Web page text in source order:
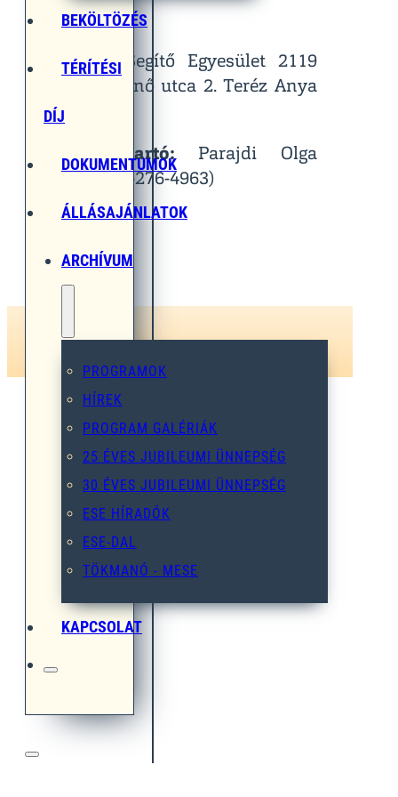
BEKÖLTÖZÉS
TÉRÍTÉSI
DÍJ
DOKUMENTUMOK
ÁLLÁSAJÁNLATOK
ARCHÍVUM
PROGRAMOK
HÍREK
PROGRAM GALÉRIÁK
25 ÉVES JUBILEUMI ÜNNEPSÉG
30 ÉVES JUBILEUMI ÜNNEPSÉG
ESE HÍRADÓK
ESE-DAL
TÖKMANÓ - MESE
KAPCSOLAT
Helyszín:
Egymást Segítő Egyesület 2119
Pécel, Pihenő utca 2. Teréz Anya
Terem
Kapcsolattartó:Parajdi Olga
(Tel.: 06-30-276-4963)